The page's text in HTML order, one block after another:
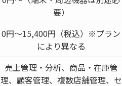
要）
0円〜15,400円（税込）※プラン
により異なる
売上管理・分析、商品・在庫管
理、顧客管理、複数店舗管理、セ